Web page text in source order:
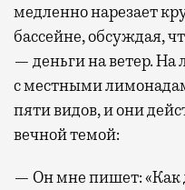
медленно нарезает
бассейне, обсуждая,
— деньги на ветер. На
с местными
пяти видов, и они
вечной темой:
— Он мне пишет: «Как